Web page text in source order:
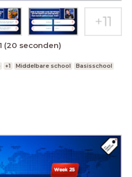
(20 seconden)
+1 Middelbare school
Basisschool